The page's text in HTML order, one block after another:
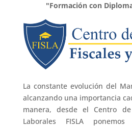
"Formación con
La constante evolución del
alcanzando una importancia
manera, desde el Centro
Laborales FISLA